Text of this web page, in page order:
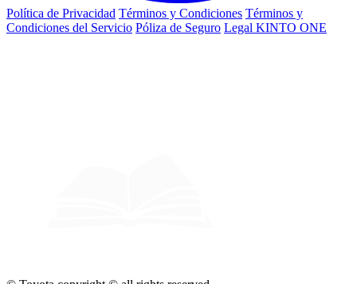
Política de Privacidad Términos y Condiciones Términos y
Condiciones del Servicio Póliza de Seguro Legal KINTO ONE